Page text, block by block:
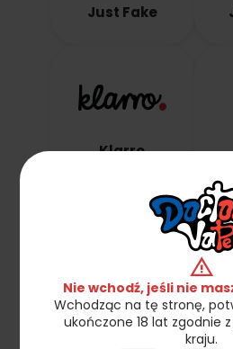
Just Fake
Klarro
Liquider
warning
Nie wchodź, jeśli nie
Wchodząc na tę stronę,
ukończone 18 lat zgodnie
kraju.